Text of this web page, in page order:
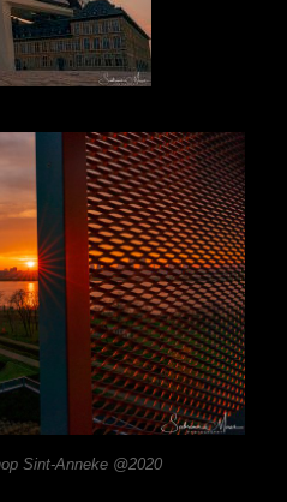
Sint-Anneke @2020